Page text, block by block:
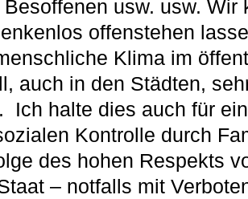
usw. usw. Wir
offenstehen
Klima im
auch in den Städten,
Ich halte dies auch für
Kontrolle durch
des hohen Respekts
– notfalls mit